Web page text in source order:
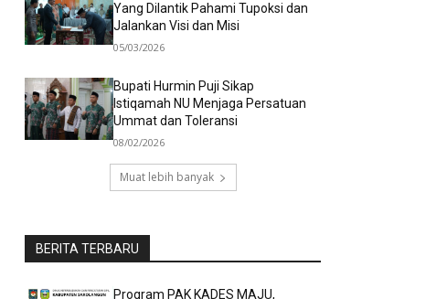
Yang Dilantik Pahami Tupoksi dan
Jalankan Visi dan Misi
05/03/2026
Bupati Hurmin Puji Sikap
Istiqamah NU Menjaga Persatuan
Ummat dan Toleransi
08/02/2026
Muat lebih banyak
BERITA TERBARU
Program PAK KADES MAJU,